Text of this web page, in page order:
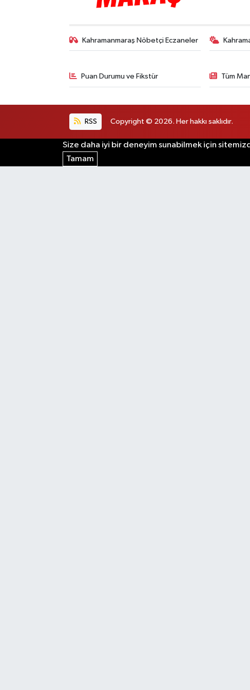
Kahramanmaraş Nöbetçi Eczaneler
Puan Durumu ve Fikstür Tüm
RSS Copyright © 2026. Her hakkı saklıdır.
Size daha iyi bir deneyim sunabilmek için
Tamam